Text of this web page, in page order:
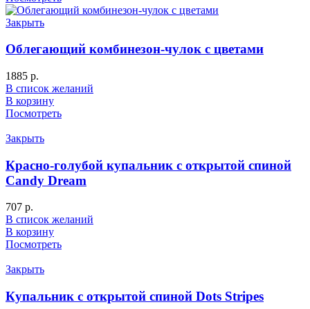
Закрыть
Облегающий комбинезон-чулок с цветами
1885 р.
В список желаний
В корзину
Посмотреть
Закрыть
Красно-голубой купальник с открытой спиной
Candy Dream
707 р.
В список желаний
В корзину
Посмотреть
Закрыть
Купальник с открытой спиной Dots Stripes